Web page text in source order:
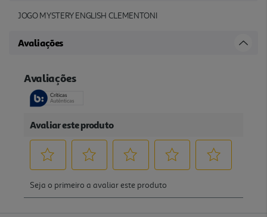
JOGO MYSTERY ENGLISH CLEMENTONI
Avaliações